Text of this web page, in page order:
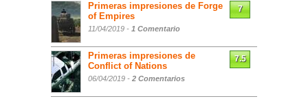
Primeras impresiones de Forge
of Empires
11/04/2019 - 1 Comentario
7
Primeras impresiones de
Conflict of Nations
06/04/2019 - 2 Comentarios
7.5